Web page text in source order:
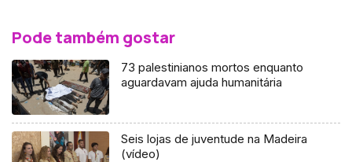
Pode também gostar
73 palestinianos mortos enquanto
aguardavam ajuda humanitária
Seis lojas de juventude na Madeira
(vídeo)